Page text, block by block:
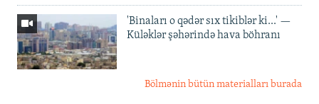
'Binaları o qədər sıx tikiblər ki...' —
Küləklər şəhərində hava böhranı
Bölmənin bütün materialları burada